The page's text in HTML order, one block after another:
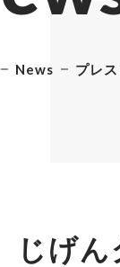
News プレ
じげ